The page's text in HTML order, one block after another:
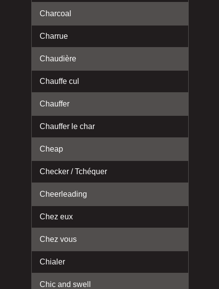
Charcoal
Charrue
Chaudière
Chauffe cul
Chauffer
Chauffer le char
Cheap
Checker / Tchéquer
Cheerleading
Chez eux
Chez vous
Chialer
Chic and swell